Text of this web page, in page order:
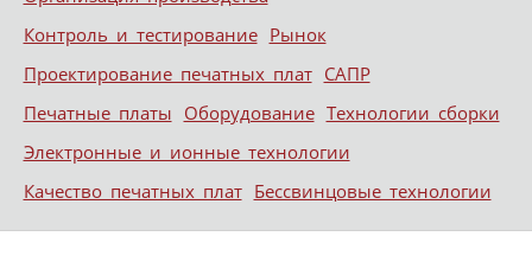
Контроль и тестирование Рынок
Проектирование печатных плат САПР
Печатные платы Оборудование Технологии сборки
Электронные и ионные технологии
Качество печатных плат Бессвинцовые технологии